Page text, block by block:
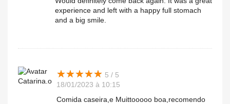
experience and left with a happy full stomach
and a big smile.
Catarina.o
★★★★★
★★★★★ 5 / 5
18/01/2023 à 10:15
Comida caseira,e Muittooooo boa,recomendo